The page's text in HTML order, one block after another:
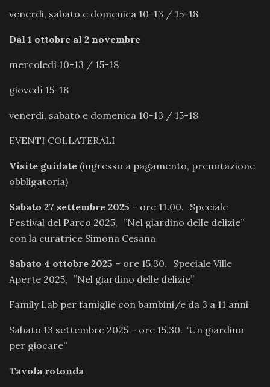
venerdi, sabato e domenica 10-13 / 15-18
Dal 1 ottobre al 2 novembre
mercoledì 10-13 / 15-18
giovedì 15-18
venerdi, sabato e domenica 10-13 / 15-18
EVENTI COLLATERALI
Visite guidate (ingresso a pagamento, prenotazione
obbligatoria)
Sabato 27 settembre 2025 – ore 11.00. Speciale
Festival del Parco 2025, ”Nel giardino delle delizie”
con la curatrice Simona Cesana
Sabato 4 ottobre 2025 – ore 15.30. Speciale Ville
Aperte 2025, ”Nel giardino delle delizie”
Family Lab per famiglie con bambini/e da 3 a 11 anni
Sabato 13 settembre 2025 – ore 15.30. “Un giardino
per giocare”
Tavola rotonda